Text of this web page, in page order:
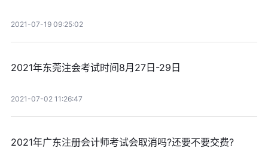
2021-07-19 09:25:02
2021年东莞注会考试时间8月27日-29日
2021-07-02 11:26:47
2021年广东注册会计师考试会取消吗?还要不要交费?